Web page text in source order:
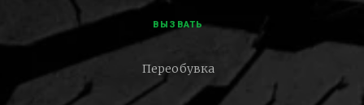
ВЫЗВАТЬ
Переобувка